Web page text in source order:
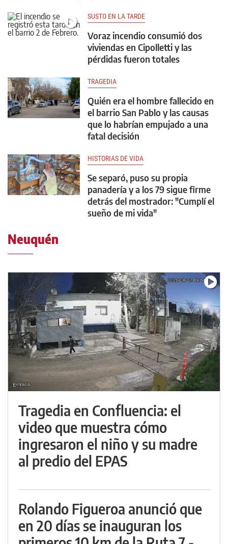
SUSTO EN LA TARDE
Voraz incendio consumió dos
viviendas en Cipolletti y las
pérdidas fueron totales
TRAGEDIA
Quién era el hombre fallecido en
el barrio San Pablo y las causas
que lo habrían empujado a una
fatal decisión
HISTORIAS DE VIDA
Se separó, puso su propia
panadería y a los 79 sigue firme
detrás del mostrador: "Cumplí el
sueño de mi vida"
Neuquén
Tragedia en Confluencia: el
video que muestra cómo
ingresaron el niño y su madre
al predio del EPAS
Rolando Figueroa anunció que
en 20 días se inauguran los